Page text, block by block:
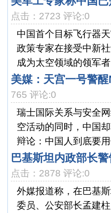
点击：2723 评论:0
中国首个目标飞行器
政策专家在接受中新
成为太空领域的领
美媒：天宫一号警
765 评论:0
瑞士国际关系与安全
空活动的同时，中国
辩论：中国人到底要
巴基斯坦内政部长
点击：2878 评论:0
外媒报道称，在巴基
委员、公安部长孟建